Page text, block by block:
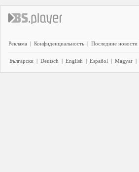
Реклама | Конфиденциальность | Последние новости
Български | Deutsch | English | Español | Magyar |